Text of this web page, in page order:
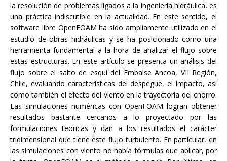
la resolución de problemas ligados a la ingeniería hidráulica, es
una práctica indiscutible en la actualidad. En este sentido, el
software libre OpenFOAM ha sido ampliamente utilizado en el
estudio de obras hidráulicas y se ha posicionado como una
herramienta fundamental a la hora de analizar el flujo sobre
estas estructuras. En este artículo se presenta un análisis del
flujo sobre el salto de esquí del Embalse Ancoa, VII Región,
Chile, evaluando características del despegue, el impacto, así
como también el efecto del viento en la trayectoria del chorro.
Las simulaciones numéricas con OpenFOAM logran obtener
resultados bastante cercanos a lo proyectado por las
formulaciones teóricas y dan a los resultados el carácter
tridimensional que tiene este flujo turbulento. En particular, en
las simulaciones con viento no había fórmulas que aplicar, por